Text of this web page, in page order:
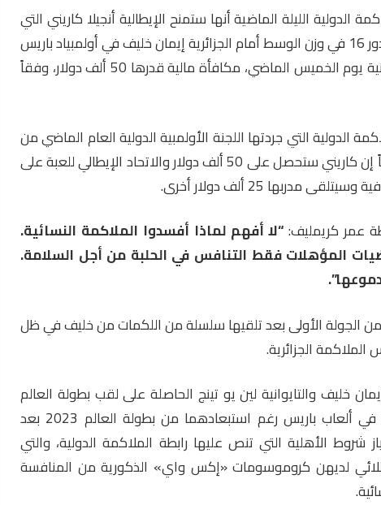
الدولية الليلة الماضية أنها ستمنح الإيطالية أنجيلا كاريني التي
خسرت نزالها في دور 16 في وزن الوسط أمام الجزائرية إيمان خليف في أولمبياد باريس
في غضون 46 ثانية يوم الخميس الماضي، مكافأة مالية قدرها 50 ألف دولار، وفقاً
الدولية التي جردتها اللجنة الأولمبية الدولية العام الماضي من
الاعتراف بها دولياً إن كاريني ستحصل على 50 ألف دولار والاتحاد الإيطالي للعبة على
عمر كريمليف:“لا أفهم لماذا أفسدوا الملاكمة النسائية.
المؤهلات فقط التنافس في الحلبة من أجل السلامة.
الجولة الأولى بعد تلقيها سلسلة من اللكمات من خليف في ظل
الجزائرية.
خليف والتايوانية لين يو تينج الحاصلة على لقب بطولة العالم
مرتين بالمنافسة في ألعاب باريس رغم استبعادهما من بطولة العالم 2023 بعد
شروط الأهلية التي تنص عليها رابطة الملاكمة الدولية، والتي
لديهن كروموسومات «إكس واي» الذكورية من المنافسة